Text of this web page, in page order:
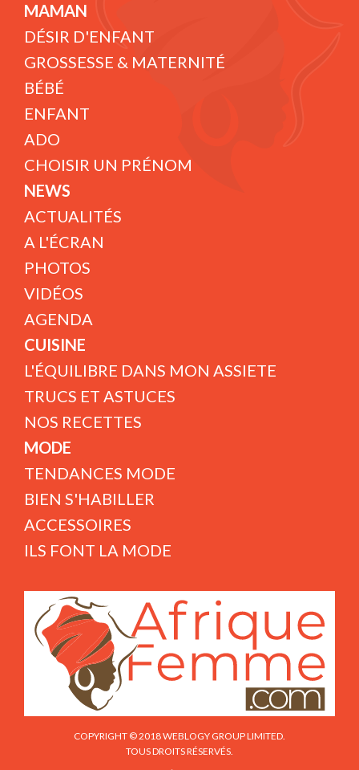
MAMAN
DÉSIR D'ENFANT
GROSSESSE & MATERNITÉ
BÉBÉ
ENFANT
ADO
CHOISIR UN PRÉNOM
NEWS
ACTUALITÉS
A L'ÉCRAN
PHOTOS
VIDÉOS
AGENDA
CUISINE
L'ÉQUILIBRE DANS MON ASSIETE
TRUCS ET ASTUCES
NOS RECETTES
MODE
TENDANCES MODE
BIEN S'HABILLER
ACCESSOIRES
ILS FONT LA MODE
COPYRIGHT © 2018 WEBLOGY GROUP LIMITED.
TOUS DROITS RÉSERVÉS.